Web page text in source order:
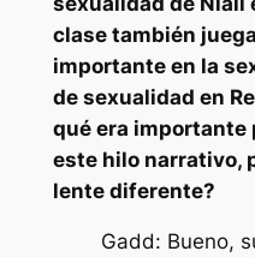
clase también
importante en la
de sexualidad en
qué era importante
este hilo narrativo,
lente diferente?
Gadd: Bueno,